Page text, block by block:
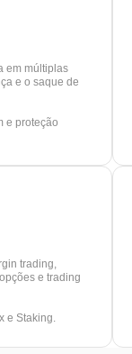
em múltiplas
e o saque de
e proteção
trading,
e trading
e Staking.